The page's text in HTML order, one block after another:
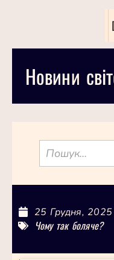
Новини
25 Грудня, 2025
Чому так боляче?